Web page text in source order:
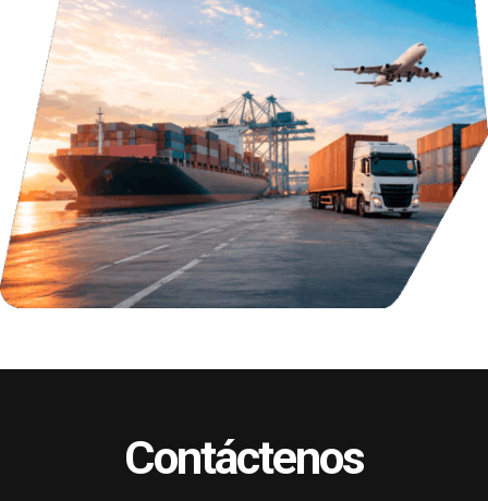
Contáctenos